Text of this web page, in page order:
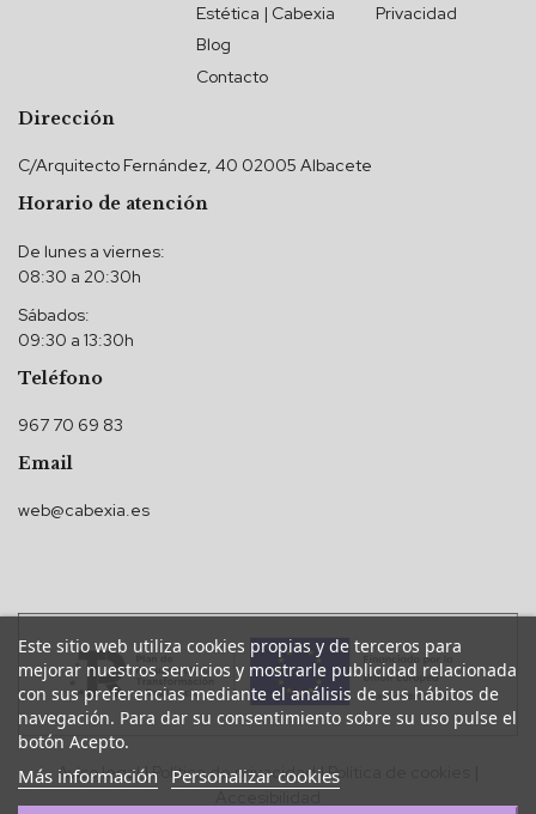
Estética | Cabexia
Blog
Contacto
Privacidad
Dirección
C/Arquitecto Fernández, 40 02005 Albacete
Horario de atención
De lunes a viernes:
08:30 a 20:30h
Sábados:
09:30 a 13:30h
Teléfono
967 70 69 83
Email
web@cabexia.es
Este sitio web utiliza cookies propias y de terceros para
mejorar nuestros servicios y mostrarle publicidad relacionada
con sus preferencias mediante el análisis de sus hábitos de
navegación. Para dar su consentimiento sobre su uso pulse el
botón Acepto.
Más información Personalizar cookies
Aviso legal|Política de privacidad|Política de cookies